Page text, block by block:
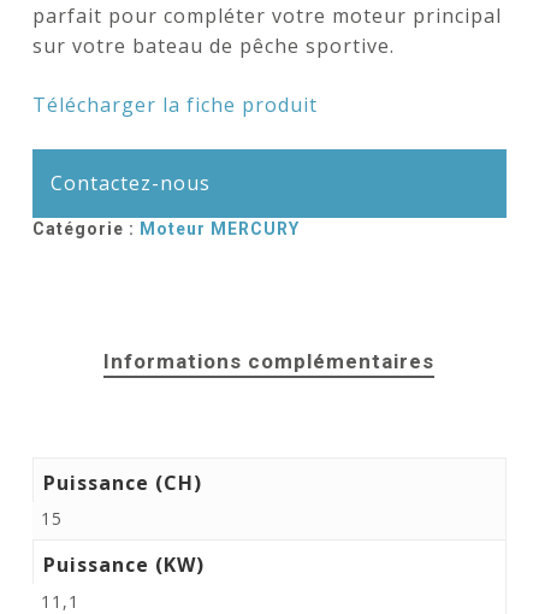
parfait pour compléter votre moteur principal
sur votre bateau de pêche sportive.
Télécharger la fiche produit
Contactez-nous
Catégorie : Moteur MERCURY
Informations complémentaires
Puissance (CH)
15
Puissance (KW)
11,1